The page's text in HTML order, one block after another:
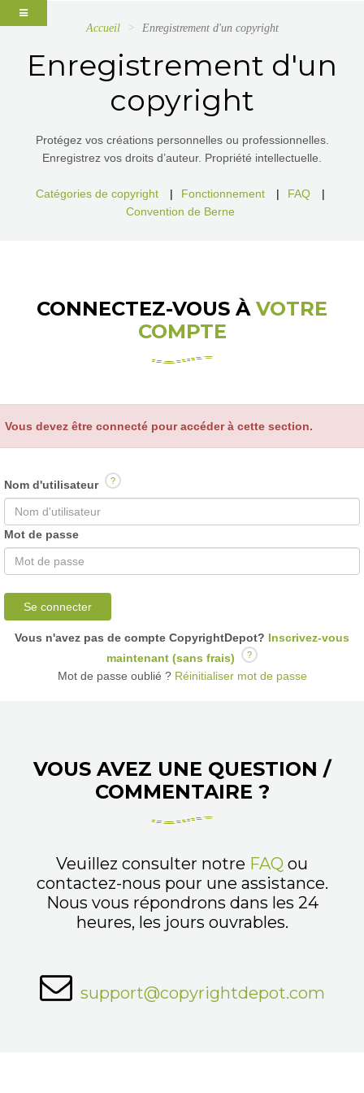
Accueil Enregistrement d'un copyright
Enregistrement d'un
copyright
Protégez vos créations personnelles ou professionnelles.
Enregistrez vos droits d’auteur. Propriété intellectuelle.
Catégories de copyright | Fonctionnement | FAQ
|
Convention de Berne
CONNECTEZ-VOUS À VOTRE
COMPTE
Vous devez être connecté pour accéder à cette section.
Nom d'utilisateur ?
Mot de passe
Se connecter
Vous n'avez pas de compte CopyrightDepot? Inscrivez-vous
maintenant (sans frais)
?
Mot de passe oublié ?Réinitialiser mot de passe
VOUS AVEZ UNE QUESTION /
COMMENTAIRE ?
Veuillez consulter notre FAQ ou
contactez-nous pour une assistance.
Nous vous répondrons dans les 24
heures, les jours ouvrables.
support@copyrightdepot.com